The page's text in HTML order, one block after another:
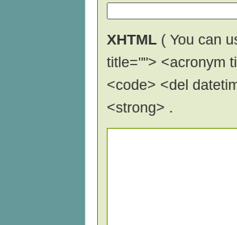
XHTML ( You can
title=""> <acronym
<code> <del
<strong> .